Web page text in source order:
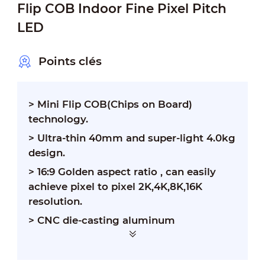
Flip COB Indoor Fine Pixel Pitch
LED
Points clés
> Mini Flip COB(Chips on Board)
technology.
> Ultra-thin 40mm and super-light 4.0kg
design.
> 16:9 Golden aspect ratio , can easily
achieve pixel to pixel 2K,4K,8K,16K
resolution.
> CNC die-casting aluminum
cabinet,splicing tolerance is controlled